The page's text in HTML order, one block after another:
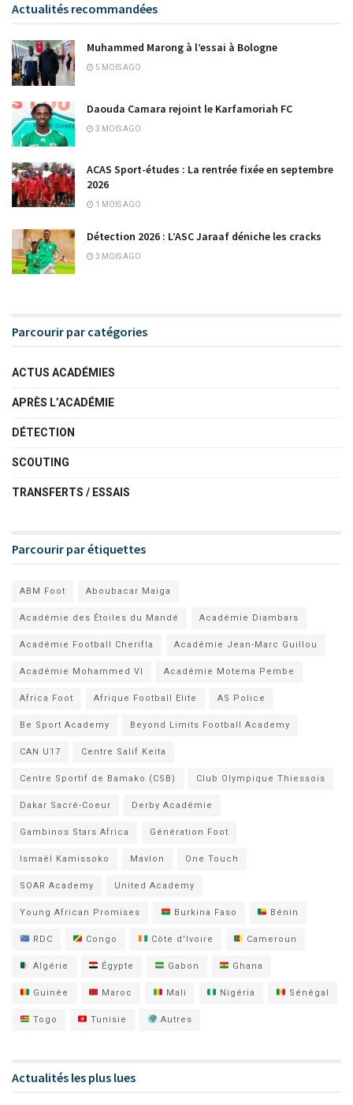
Actualités recommandées
Muhammed Marong à l’essai à Bologne
5 MOIS AGO
Daouda Camara rejoint le Karfamoriah FC
3 MOIS AGO
ACAS Sport-études : La rentrée fixée en septembre
2026
1 MOIS AGO
Détection 2026 : L’ASC Jaraaf déniche les cracks
3 MOIS AGO
Parcourir par catégories
ACTUS ACADÉMIES
APRÈS L’ACADÉMIE
DÉTECTION
SCOUTING
TRANSFERTS / ESSAIS
Parcourir par étiquettes
ABM Foot Aboubacar Maiga
Académie des Étoiles du Mandé Académie Diambars
Académie Football Cherifla Académie Jean-Marc Guillou
Académie Mohammed VI Académie Motema Pembe
Africa Foot Afrique Football Elite AS Police
Be Sport Academy Beyond Limits Football Academy
CAN U17 Centre Salif Keita
Centre Sportif de Bamako (CSB) Club Olympique Thiessois
Dakar Sacré-Coeur Derby Académie
Gambinos Stars Africa Génération Foot
Ismaël Kamissoko Mavlon One Touch
SOAR Academy United Academy
Young African Promises Burkina Faso Bénin
RDC Congo Côte d'Ivoire Cameroun
Algérie Égypte Gabon Ghana
Guinée Maroc Mali Nigéria Sénégal
Togo Tunisie Autres
Actualités les plus lues